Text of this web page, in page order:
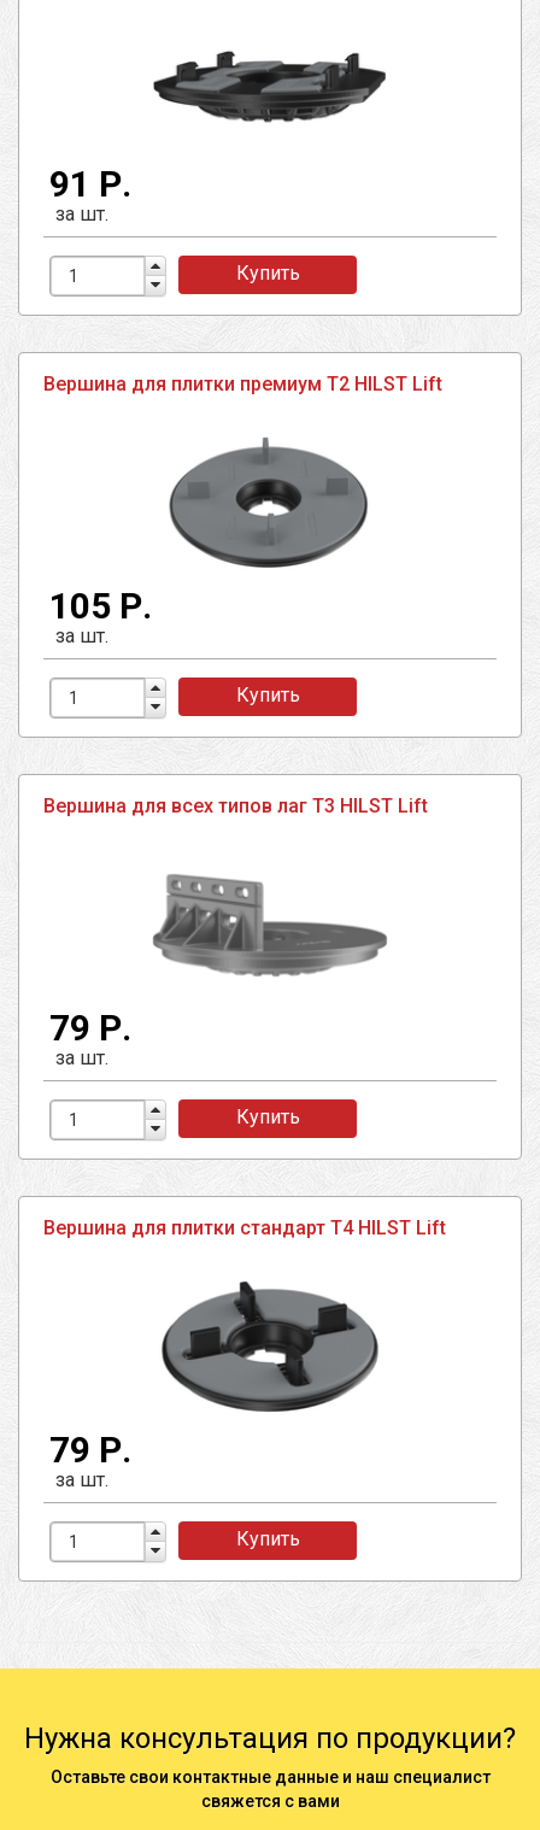
91 Р.
за шт.
Купить
Вершина для плитки премиум T2 HILST Lift
105 Р.
за шт.
Купить
Вершина для всех типов лаг T3 HILST Lift
79 Р.
за шт.
Купить
Вершина для плитки стандарт T4 HILST Lift
79 Р.
за шт.
Купить
Нужна консультация по продукции?
Оставьте свои контактные данные и наш специалист
свяжется с вами